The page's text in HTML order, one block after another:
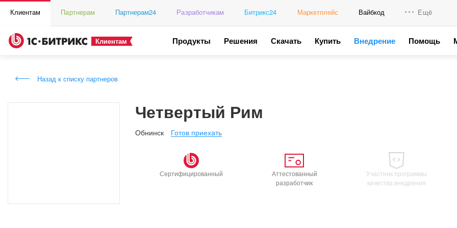
Клиентам Партнерам Партнерам24 Разработчикам Битрикс24 Маркетплейс Вайбкод Ещё
Клиентам Продукты Решения Скачать Купить Внедрение Помощь
Назад к списку партнеров
Четвертый Рим
Обнинск Готов приехать
Сертифицированный
Аттестованный
разработчик
Участник программы
качества внедрения